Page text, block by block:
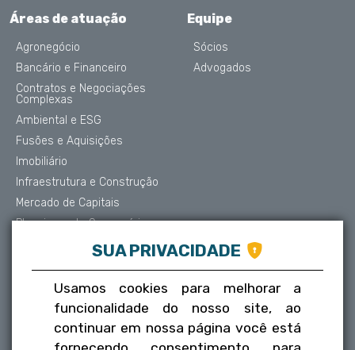
Áreas de atuação
Agronegócio
Bancário e Financeiro
Contratos e Negociações
Complexas
Ambiental e ESG
Fusões e Aquisições
Imobiliário
Infraestrutura e Construção
Mercado de Capitais
Planejamento Sucessório
Contencioso e Arbitragem
Societário
Trabalhista
Tributário
Equipe
Sócios
Advogados
SUA PRIVACIDADE
Usamos cookies para melhorar a
funcionalidade do nosso site, ao
continuar em nossa página você está